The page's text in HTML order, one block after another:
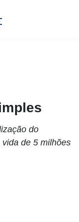
do
de 5 milhões